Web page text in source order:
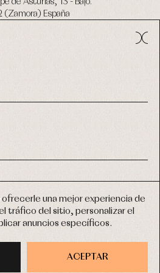
una mejor experiencia de
tráfico del sitio, personalizar el
anuncios específicos.
ACEPTAR
de Asturias, 13 - Bajo.
(Zamora) España
683
© 2026 PRIMER BEBÉ.
RESERVADOS
WEB SGM
en laPolítica de privacidad
y comunicaciones comerciales
Bebé a través del email